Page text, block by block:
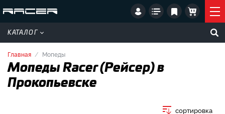
КАТАЛОГ
Главная Мопеды
Мопеды Racer (Рейсер) в
Прокопьевске
сортировка